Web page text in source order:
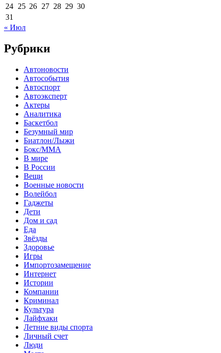
24 25 26 27 28 29 30
31
« Июл
Рубрики
Автоновости
Автособытия
Автоспорт
Автоэксперт
Актеры
Аналитика
Баскетбол
Безумный мир
Биатлон/Лыжи
Бокс/MMA
В мире
В России
Вещи
Военные новости
Волейбол
Гаджеты
Дети
Дом и сад
Еда
Звёзды
Здоровье
Игры
Импортозамещение
Интернет
Истории
Компании
Криминал
Культура
Лайфхаки
Летние виды спорта
Личный счет
Люди